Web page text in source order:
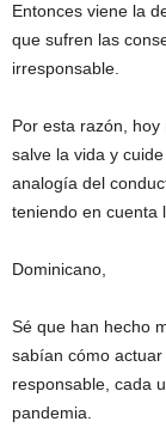
Entonces viene la
que sufren las
irresponsable.
Por esta razón, hoy
salve la vida y
analogía del
teniendo en cuenta
Dominicano,
Sé que han hecho
sabían cómo
responsable, cada
pandemia.